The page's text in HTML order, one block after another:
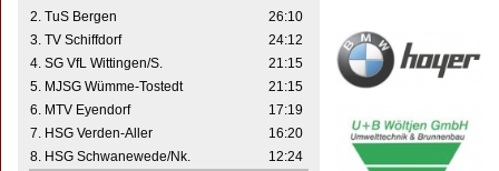
2. TuS Bergen
26:10
3. TV Schiffdorf
24:12
4. SG VfL Wittingen/S.
21:15
5. MJSG Wümme-Tostedt
21:15
6. MTV Eyendorf
17:19
7. HSG Verden-Aller
16:20
8. HSG Schwanewede/Nk.
12:24